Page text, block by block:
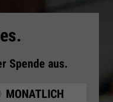
Spende aus.
MONATLICH